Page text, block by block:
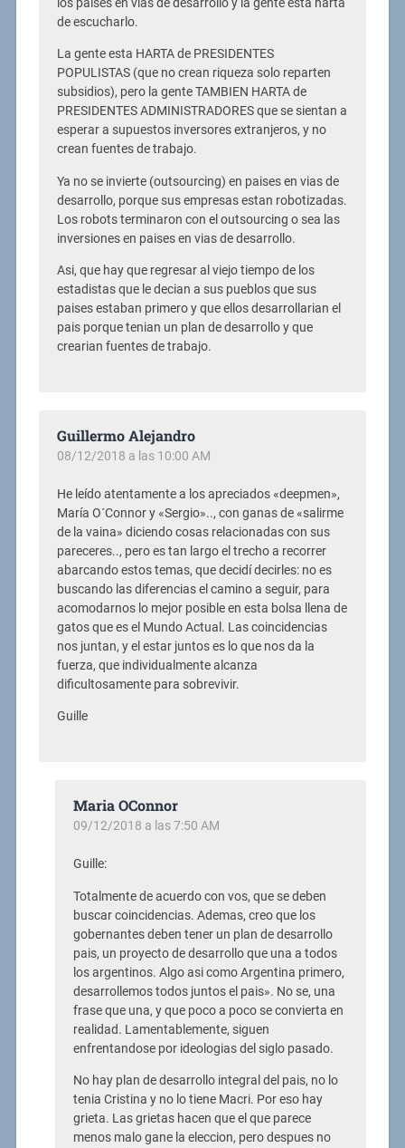
de escucharlo.
La gente esta HARTA de PRESIDENTES
POPULISTAS (que no crean riqueza solo reparten
subsidios), pero la gente TAMBIEN HARTA de
PRESIDENTES ADMINISTRADORES que se sientan a
esperar a supuestos inversores extranjeros, y no
crean fuentes de trabajo.
Ya no se invierte (outsourcing) en paises en vias de
desarrollo, porque sus empresas estan robotizadas.
Los robots terminaron con el outsourcing o sea las
inversiones en paises en vias de desarrollo.
Asi, que hay que regresar al viejo tiempo de los
estadistas que le decian a sus pueblos que sus
paises estaban primero y que ellos desarrollarian el
pais porque tenian un plan de desarrollo y que
crearian fuentes de trabajo.
Guillermo Alejandro
08/12/2018 a las 10:00 AM
He leído atentamente a los apreciados «deepmen»,
María O´Connor y «Sergio».., con ganas de «salirme
de la vaina» diciendo cosas relacionadas con sus
pareceres.., pero es tan largo el trecho a recorrer
abarcando estos temas, que decidí decirles: no es
buscando las diferencias el camino a seguir, para
acomodarnos lo mejor posible en esta bolsa llena de
gatos que es el Mundo Actual. Las coincidencias
nos juntan, y el estar juntos es lo que nos da la
fuerza, que individualmente alcanza
dificultosamente para sobrevivir.
Guille
Maria OConnor
09/12/2018 a las 7:50 AM
Guille:
Totalmente de acuerdo con vos, que se deben
buscar coincidencias. Ademas, creo que los
gobernantes deben tener un plan de desarrollo
pais, un proyecto de desarrollo que una a todos
los argentinos. Algo asi como Argentina primero,
desarrollemos todos juntos el pais». No se, una
frase que una, y que poco a poco se convierta en
realidad. Lamentablemente, siguen
enfrentandose por ideologias del siglo pasado.
No hay plan de desarrollo integral del pais, no lo
tenia Cristina y no lo tiene Macri. Por eso hay
grieta. Las grietas hacen que el que parece
menos malo gane la eleccion, pero despues no